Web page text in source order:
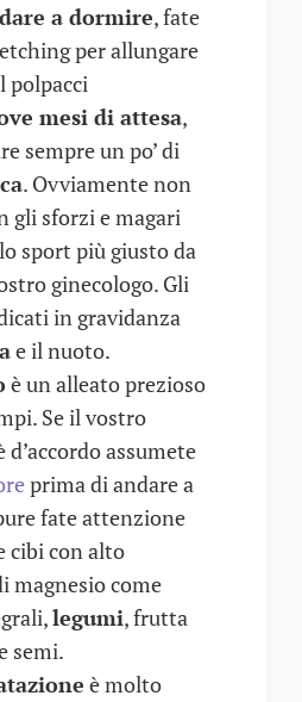
a dormire, fate
per allungare
polpacci
mesi di attesa,
sempre un po’ di
. Ovviamente non
gli sforzi e magari
sport più giusto da
ginecologo. Gli
in gravidanza
e il nuoto.
è un alleato prezioso
Se il vostro
d’accordo assumete
prima di andare a
fate attenzione
cibi con alto
magnesio come
legumi, frutta
semi.
è molto